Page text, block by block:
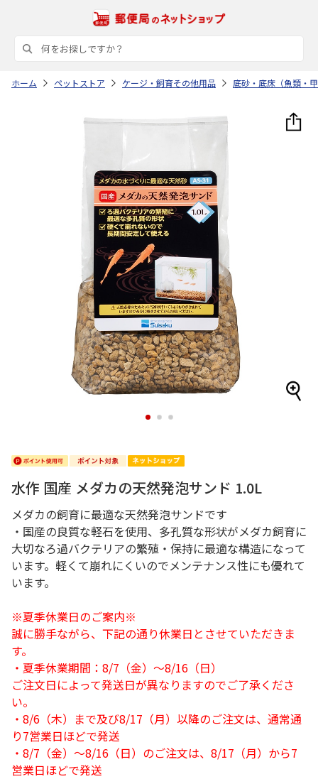
ホーム ペットストア ケージ・飼育その他用品 底砂・底床（魚類・
1 2 3
水作 国産 メダカの天然発泡サンド 1.0L
メダカの飼育に最適な天然発泡サンドです
・国産の良質な軽石を使用、多孔質な形状がメダカ飼育に
大切なろ過バクテリアの繁殖・保持に最適な構造になって
います。軽くて崩れにくいのでメンテナンス性にも優れて
います。
※夏季休業日のご案内※
誠に勝手ながら、下記の通り休業日とさせていただきま
す。
・夏季休業期間：8/7（金）～8/16（日）
ご注文日によって発送日が異なりますのでご了承くださ
い。
・8/6（木）まで及び8/17（月）以降のご注文は、通常通
り7営業日ほどで発送
・8/7（金）～8/16（日）のご注文は、8/17（月）から7
営業日ほどで発送